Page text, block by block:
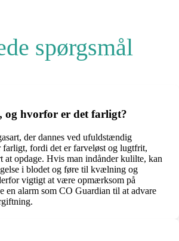
spørgsmål
og hvorfor er det farligt?
der dannes ved ufuldstændig
fordi det er farveløst og lugtfrit,
opdage. Hvis man indånder kulilte, kan
i blodet og føre til kvælning og
vigtigt at være opmærksom på
en alarm som CO Guardian til at advare